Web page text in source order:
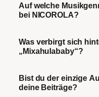
Auf welche
bei NICOROLA?
Was verbirgt sich
„Mixahulababy“?
Bist du der einzige
deine Beiträge?